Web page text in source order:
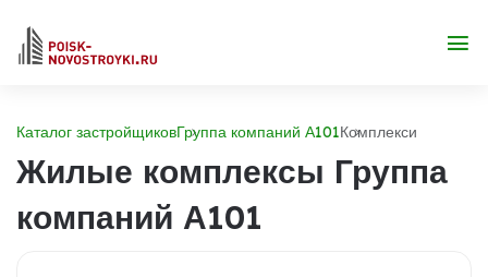
Каталог застройщиковГруппа компаний А101Комплекси
Жилые комплексы Группа
компаний А101